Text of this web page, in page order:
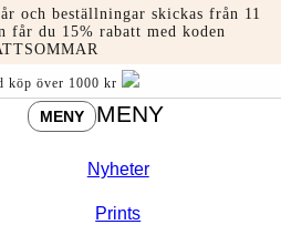
och beställningar skickas från 11
får du 15% rabatt med koden
köp över 1000 kr
MENY MENY
Nyheter
Prints